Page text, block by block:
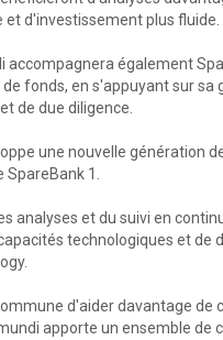
d'investissement plus fluide.
accompagnera également
fonds, en s'appuyant sur sa
de due diligence.
une nouvelle génération
1.
analyses et du suivi en
technologiques et de
d'aider davantage de
apporte un ensemble de